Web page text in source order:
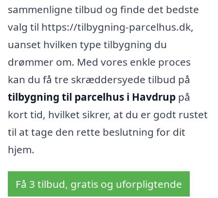
sammenligne tilbud og finde det bedste
valg til https://tilbygning-parcelhus.dk,
uanset hvilken type tilbygning du
drømmer om. Med vores enkle proces
kan du få tre skræddersyede tilbud på
tilbygning til parcelhus i Havdrup på
kort tid, hvilket sikrer, at du er godt rustet
til at tage den rette beslutning for dit
hjem.
Få 3 tilbud, gratis og uforpligtende